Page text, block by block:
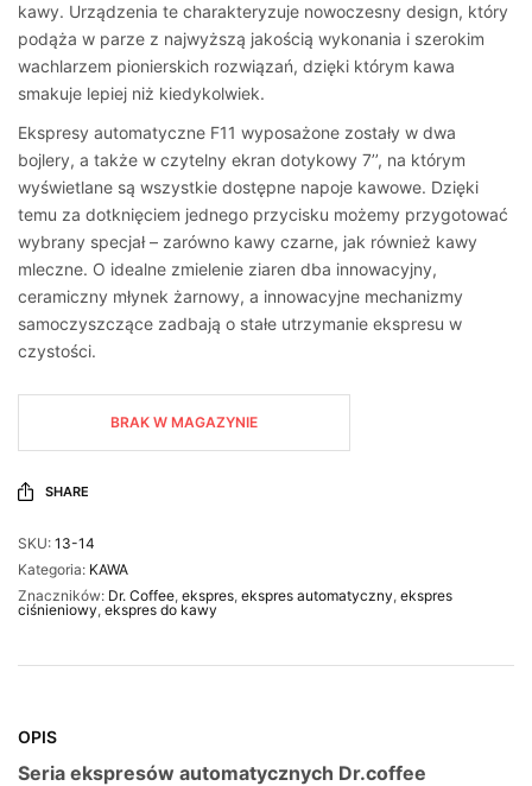
kawy. Urządzenia te charakteryzuje nowoczesny design, który
podąża w parze z najwyższą jakością wykonania i szerokim
wachlarzem pionierskich rozwiązań, dzięki którym kawa
smakuje lepiej niż kiedykolwiek.
Ekspresy automatyczne F11 wyposażone zostały w dwa
bojlery, a także w czytelny ekran dotykowy 7’’, na którym
wyświetlane są wszystkie dostępne napoje kawowe. Dzięki
temu za dotknięciem jednego przycisku możemy przygotować
wybrany specjał – zarówno kawy czarne, jak również kawy
mleczne. O idealne zmielenie ziaren dba innowacyjny,
ceramiczny młynek żarnowy, a innowacyjne mechanizmy
samoczyszczące zadbają o stałe utrzymanie ekspresu w
czystości.
BRAK W MAGAZYNIE
SHARE
SKU: 13-14
Kategoria: KAWA
Znaczników: Dr. Coffee, ekspres, ekspres automatyczny, ekspres
ciśnieniowy, ekspres do kawy
OPIS
Seria ekspresów automatycznych Dr.coffee